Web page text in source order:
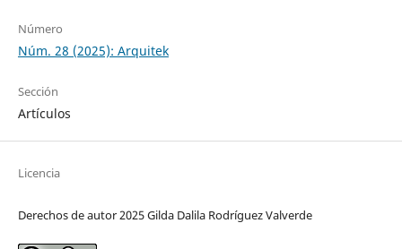
Número
Núm. 28 (2025): Arquitek
Sección
Artículos
Licencia
Derechos de autor 2025 Gilda Dalila Rodríguez Valverde